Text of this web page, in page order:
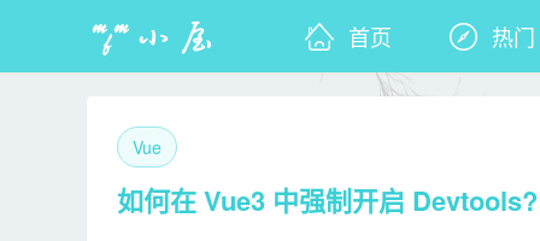
首页 热门
Vue
如何在 Vue3 中强制开启 Devtools?